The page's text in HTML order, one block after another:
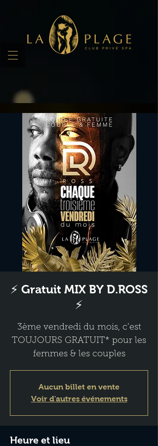
⚡ Gratuit MIX BY D.ROSS
⚡
3ème vendredi du mois, c’est
TOUJOURS GRATUIT* pour les
femmes & les couples
Aucun billet en vente
Voir d'autres événements
Heure et lieu